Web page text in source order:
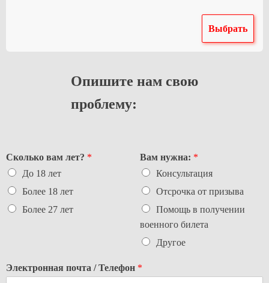
Выбрать
Опишите нам свою
проблему:
Сколько вам лет? *
До 18 лет
Более 18 лет
Более 27 лет
Вам нужна: *
Консультация
Отсрочка от призыва
Помощь в получении
военного билета
Другое
Электронная почта / Телефон *